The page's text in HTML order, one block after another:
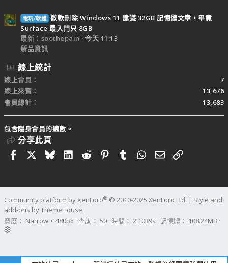
電玩/軟體 微軟刪除 Windows 11 建議 32GB 記憶體文章，畢竟
Surface 最入門只 8GB
最新：soothepain
今天 11:13
新品資訊
線上統計
線上會員
7
線上來賓
13,676
會員總計
13,683
包含隱身會員的總數。
分享此頁
FacebookBlueskyLinkedIn
RedditPinterestTumblrWhatsApp
電子郵件
連結
Community platform by XenForo® © 2010-2025 XenForo Ltd. | Style and
add-ons by ThemeHouse
寬度
查詢 50 時間 2.1039s 記憶體 108.24MB